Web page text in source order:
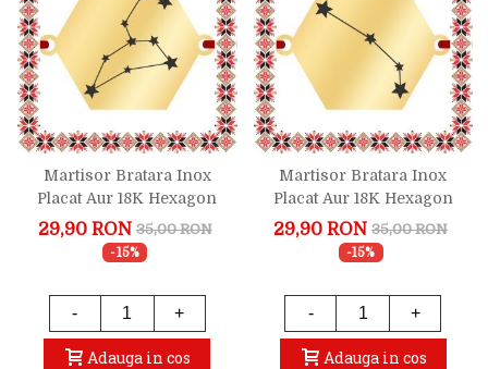
Martisor Bratara Inox
Placat Aur 18K Hexagon
Constelatie Zodia Leu
29,90 RON 35,00 RON
-15%
- +
Adauga in cos
Martisor Bratara Inox
Placat Aur 18K Hexagon
Constelatie Zodia Berbec
29,90 RON 35,00 RON
-15%
- +
Adauga in cos